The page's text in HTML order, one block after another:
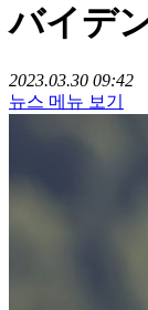
バイデ
2023.03.30 09:42
뉴스 메뉴 보기